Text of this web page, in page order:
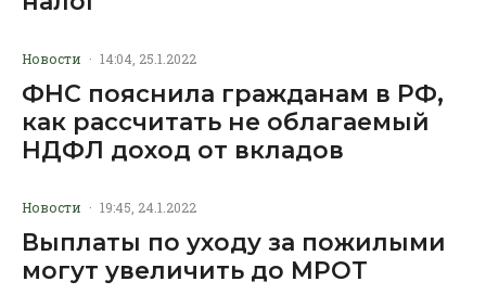
Новости · 14:04, 25.1.2022
ФНС пояснила гражданам в РФ,
как рассчитать не облагаемый
НДФЛ доход от вкладов
Новости · 19:45, 24.1.2022
Выплаты по уходу за пожилыми
могут увеличить до МРОТ